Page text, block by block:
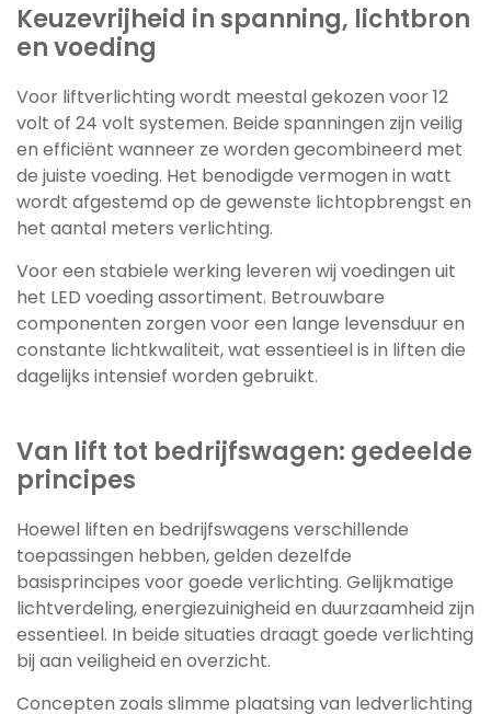
Keuzevrijheid in spanning, lichtbron
en voeding
Voor liftverlichting wordt meestal gekozen voor 12
volt of 24 volt systemen. Beide spanningen zijn veilig
en efficiënt wanneer ze worden gecombineerd met
de juiste voeding. Het benodigde vermogen in watt
wordt afgestemd op de gewenste lichtopbrengst en
het aantal meters verlichting.
Voor een stabiele werking leveren wij voedingen uit
het LED voeding assortiment. Betrouwbare
componenten zorgen voor een lange levensduur en
constante lichtkwaliteit, wat essentieel is in liften die
dagelijks intensief worden gebruikt.
Van lift tot bedrijfswagen: gedeelde
principes
Hoewel liften en bedrijfswagens verschillende
toepassingen hebben, gelden dezelfde
basisprincipes voor goede verlichting. Gelijkmatige
lichtverdeling, energiezuinigheid en duurzaamheid zijn
essentieel. In beide situaties draagt goede verlichting
bij aan veiligheid en overzicht.
Concepten zoals slimme plaatsing van ledverlichting